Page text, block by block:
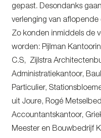
gepast. Desondanks
verlenging van
Zo konden inmiddels de
worden: Pijlman
C.S, Zijlstra
Administratiekantoor,
Particulier,
uit Joure, Rogé
Accountantskantoor,
Meester en Bouwbedrijf